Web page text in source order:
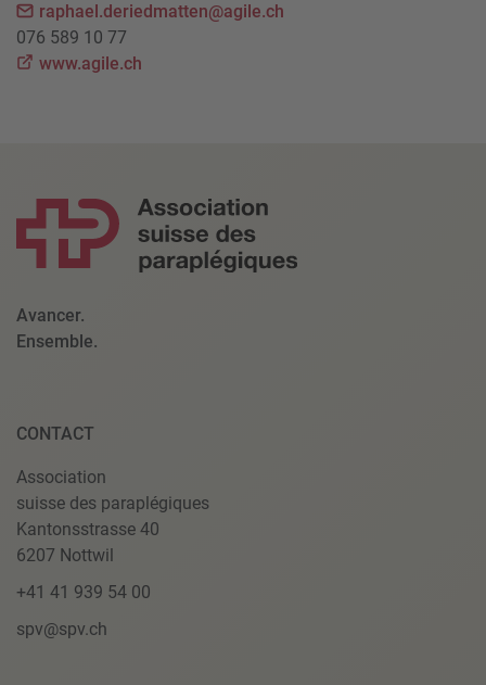
raphael.deriedmatten@agile.ch
076 589 10 77
www.agile.ch
Avancer.
Ensemble.
CONTACT
Association
suisse des paraplégiques
Kantonsstrasse 40
6207 Nottwil
+41 41 939 54 00
spv@spv.ch